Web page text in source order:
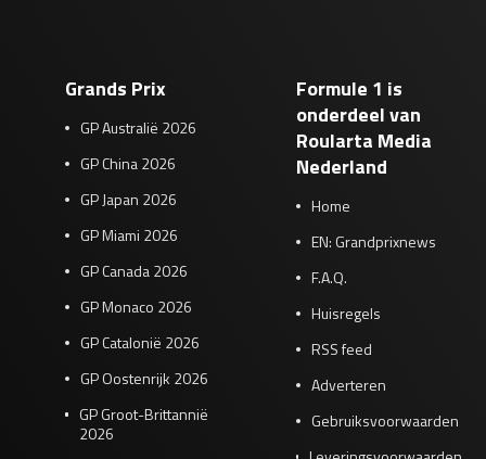
Grands Prix
GP Australië 2026
GP China 2026
GP Japan 2026
GP Miami 2026
GP Canada 2026
GP Monaco 2026
GP Catalonië 2026
GP Oostenrijk 2026
GP Groot-Brittannië
2026
Formule 1 is
onderdeel van
Roularta Media
Nederland
Home
EN: Grandprixnews
F.A.Q.
Huisregels
RSS feed
Adverteren
Gebruiksvoorwaarden